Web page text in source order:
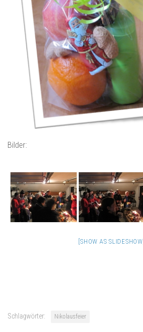
Bilder:
[SHOW AS SLIDESHOW]
Schlagwörter: Nikolausfeier